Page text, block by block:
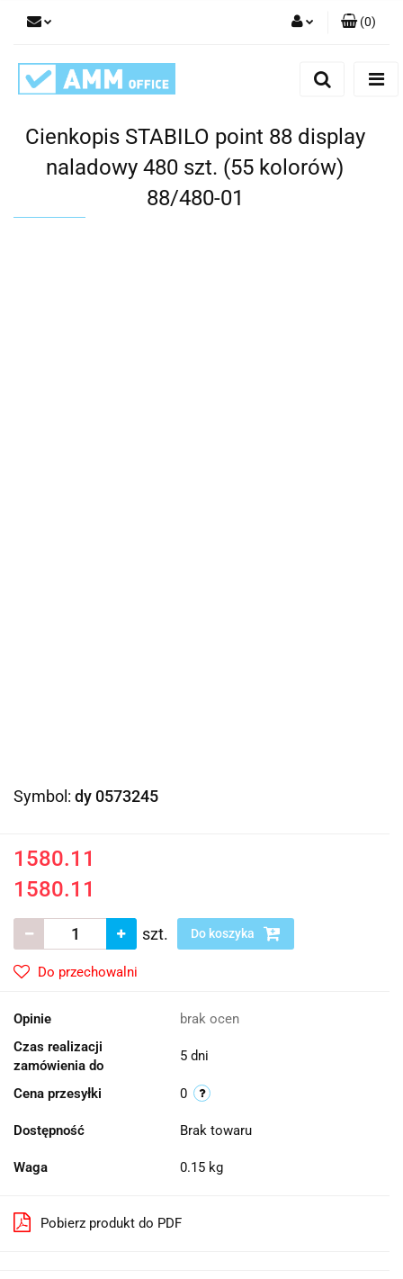
(0)
Cienkopis STABILO point 88 display
naladowy 480 szt. (55 kolorów)
88/480-01
Symbol: dy 0573245
1580.11
1580.11
szt. Do koszyka
Do przechowalni
Opinie
brak ocen
Czas realizacji
zamówienia do
5 dni
Cena przesyłki 0
Dostępność Brak towaru
Waga 0.15 kg
Pobierz produkt do PDF